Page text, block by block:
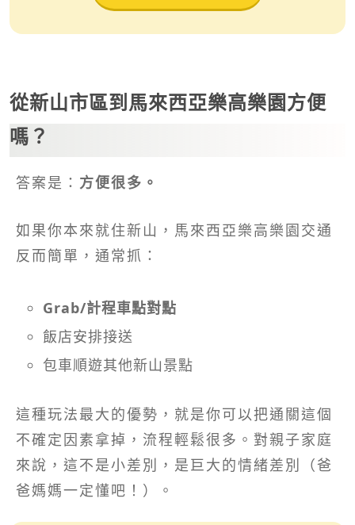
從新山市區到馬來西亞樂高樂園方便
嗎？
答案是： 方便很多。
如果你本來就住新山，馬來西亞樂高樂園交通
反而簡單，通常抓：
Grab/計程車點對點
飯店安排接送
包車順遊其他新山景點
這種玩法最大的優勢，就是你可以把通關這個
不確定因素拿掉，流程輕鬆很多。對親子家庭
來說，這不是小差別，是巨大的情緒差別（爸
爸媽媽一定懂吧！）。